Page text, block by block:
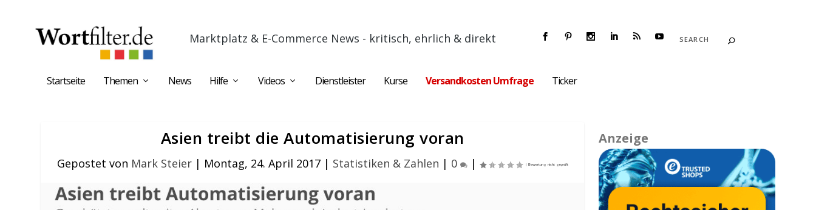
Marktplatz & E-Commerce News - kritisch, ehrlich & direkt
Startseite Themen News Hilfe Videos Dienstleister Kurse Versandkosten Umfrage Ticker
Asien treibt die Automatisierung voran
Gepostet von Mark Steier| Montag, 24. April 2017| Statistiken & Zahlen | 0 |
Anzeige